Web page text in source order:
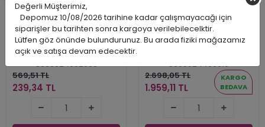
Primanova
PRDME2910
8695024062985
569,51 TL
239,34 TL
Primanova
8695024490610
2.698,05 TL
1.959,11 TL
KARGO
BEDAVA
1.959,11 TL
Değerli Müşterimiz,
Depomuz 10/08/2026 tarihine kadar çalışmayacağı için
siparişler bu tarihten sonra kargoya verilebilecelktir.
Lütfen göz önünde bulundurunuz. Bu arada fiziki mağazamız
açık ve satışa devam edecektir.